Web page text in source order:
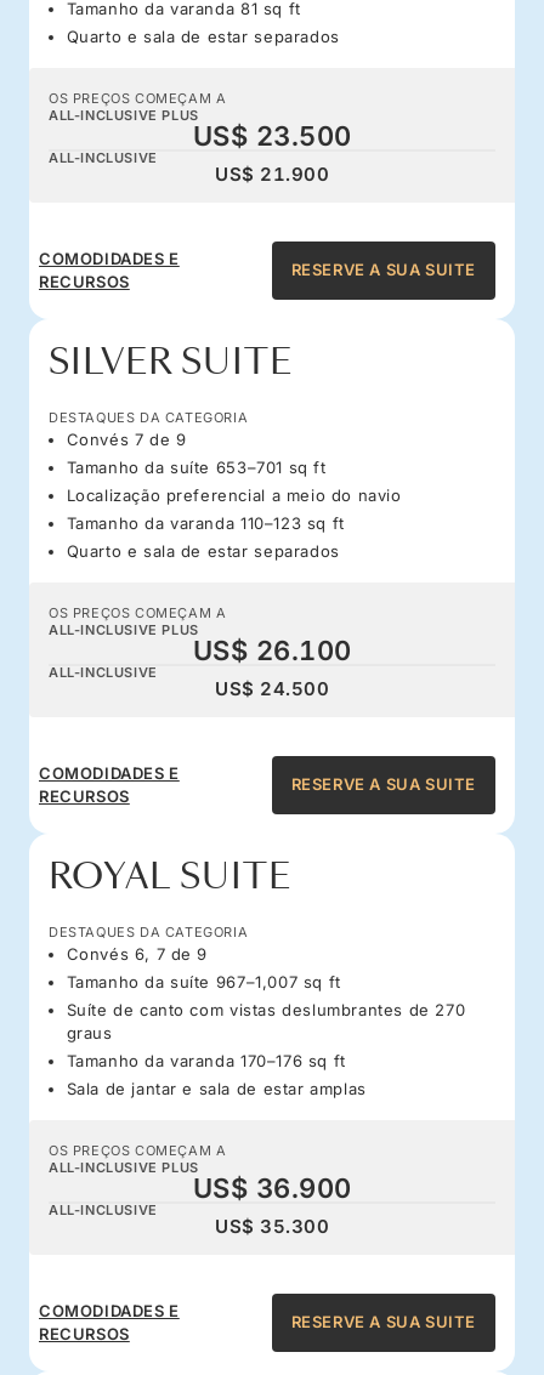
Tamanho da varanda 81 sq ft
Quarto e sala de estar separados
OS PREÇOS COMEÇAM A
ALL-INCLUSIVE PLUS
US$ 23.500
ALL-INCLUSIVE
US$ 21.900
COMODIDADES E
RECURSOS
RESERVE A SUA SUITE
SILVER SUITE
DESTAQUES DA CATEGORIA
Convés 7 de 9
Tamanho da suíte 653–701 sq ft
Localização preferencial a meio do navio
Tamanho da varanda 110–123 sq ft
Quarto e sala de estar separados
OS PREÇOS COMEÇAM A
ALL-INCLUSIVE PLUS
US$ 26.100
ALL-INCLUSIVE
US$ 24.500
COMODIDADES E
RECURSOS
RESERVE A SUA SUITE
ROYAL SUITE
DESTAQUES DA CATEGORIA
Convés 6, 7 de 9
Tamanho da suíte 967–1,007 sq ft
Suíte de canto com vistas deslumbrantes de 270
graus
Tamanho da varanda 170–176 sq ft
Sala de jantar e sala de estar amplas
OS PREÇOS COMEÇAM A
ALL-INCLUSIVE PLUS
US$ 36.900
ALL-INCLUSIVE
US$ 35.300
COMODIDADES E
RECURSOS
RESERVE A SUA SUITE